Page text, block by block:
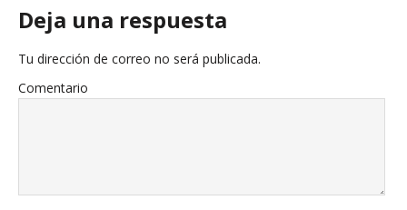
Deja una respuesta
Tu dirección de correo no será publicada.
Comentario